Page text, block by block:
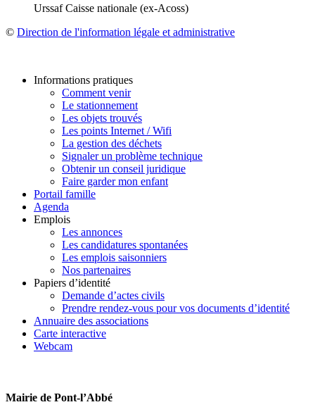
Urssaf Caisse nationale (ex-Acoss)
© Direction de l'information légale et administrative
Informations pratiques
Comment venir
Le stationnement
Les objets trouvés
Les points Internet / Wifi
La gestion des déchets
Signaler un problème technique
Obtenir un conseil juridique
Faire garder mon enfant
Portail famille
Agenda
Emplois
Les annonces
Les candidatures spontanées
Les emplois saisonniers
Nos partenaires
Papiers d’identité
Demande d’actes civils
Prendre rendez-vous pour vos documents d’identité
Annuaire des associations
Carte interactive
Webcam
Mairie de Pont-l’Abbé